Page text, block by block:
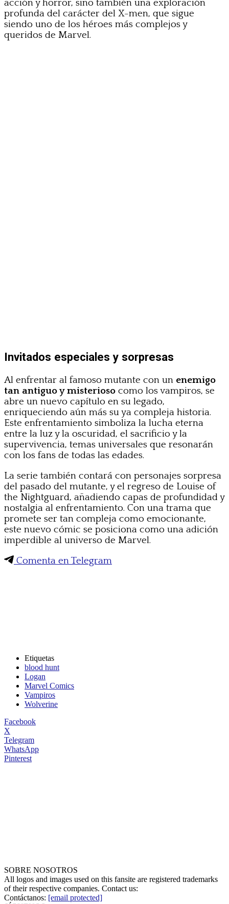
acción y horror, sino también una exploración
profunda del carácter del X-men, que sigue
siendo uno de los héroes más complejos y
queridos de Marvel.
Invitados especiales y sorpresas
Al enfrentar al famoso mutante con un enemigo
tan antiguo y misterioso como los vampiros, se
abre un nuevo capítulo en su legado,
enriqueciendo aún más su ya compleja historia.
Este enfrentamiento simboliza la lucha eterna
entre la luz y la oscuridad, el sacrificio y la
supervivencia, temas universales que resonarán
con los fans de todas las edades.
La serie también contará con personajes sorpresa
del pasado del mutante, y el regreso de Louise of
the Nightguard, añadiendo capas de profundidad y
nostalgia al enfrentamiento. Con una trama que
promete ser tan compleja como emocionante,
este nuevo cómic se posiciona como una adición
imperdible al universo de Marvel.
Comenta en Telegram
Etiquetas
blood hunt
Logan
Marvel Comics
Vampiros
Wolverine
Facebook
X
Telegram
WhatsApp
Pinterest
SOBRE NOSOTROS
All logos and images used on this fansite are registered trademarks
of their respective companies. Contact us:
Contáctanos: [email protected]